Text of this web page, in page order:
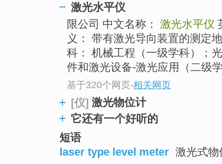
激光水平仪
限公司 中文名称： 激光水平仪
义： 带有激光导向装置的测定
科： 机械工程（一级学科）；
件和激光设备-激光应用（二级
基于320个网页-相关网页
[仪] 激光物位计
它还有一个好听的
短语
laser type level meter 激光式